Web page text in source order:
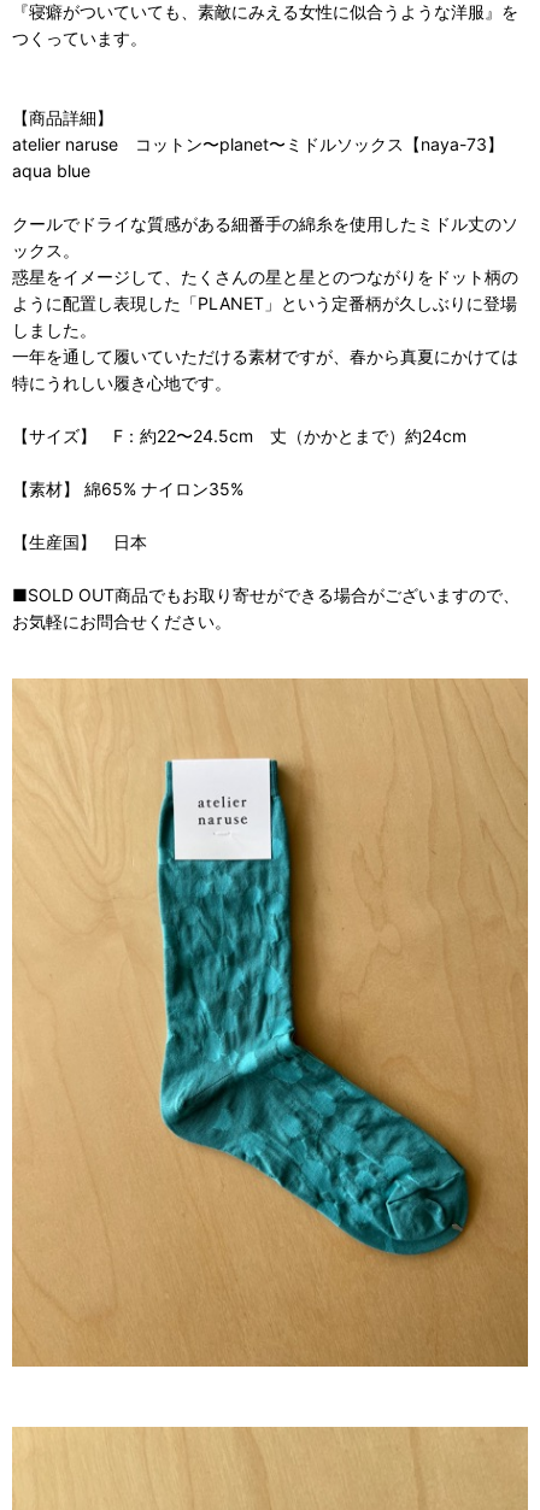
『寝癖がついていても、素敵にみえる女性に似合うような洋服』を
つくっています。
【商品詳細】
atelier naruse コットン〜planet〜ミドルソックス【naya-73】
aqua blue
クールでドライな質感がある細番手の綿糸を使用したミドル丈のソ
ックス。
惑星をイメージして、たくさんの星と星とのつながりをドット柄の
ように配置し表現した「PLANET」という定番柄が久しぶりに登場
しました。
一年を通して履いていただける素材ですが、春から真夏にかけては
特にうれしい履き心地です。
【サイズ】 F：約22〜24.5cm 丈（かかとまで）約24cm
【素材】 綿65% ナイロン35%
【生産国】 日本
■SOLD OUT商品でもお取り寄せができる場合がございますので、
お気軽にお問合せください。